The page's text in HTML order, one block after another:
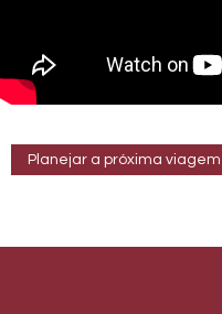
Planejar a próxima